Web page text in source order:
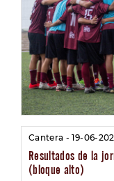
Cantera - 19-06-
Resultados de la
(bloque alto)